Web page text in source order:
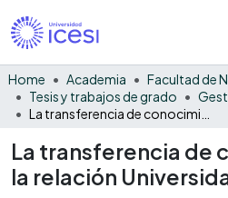
Home Academia
Tesis y trabajos de grado
La transferencia de
la relación